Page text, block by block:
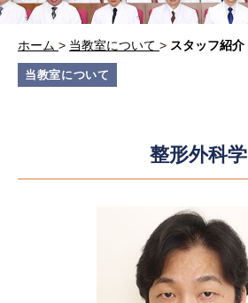
ホーム > 当教室について > スタッフ紹介
当教室について
整形外科学